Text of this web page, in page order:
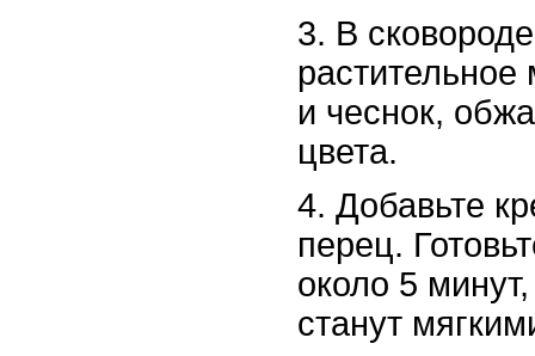
3. В
растительное
и чеснок,
цвета.
4. Добавьте
перец.
около 5
станут